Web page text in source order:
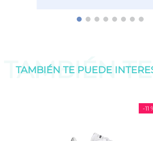
TAMBIÉN
TAMBIÉN TE PUEDE
-11